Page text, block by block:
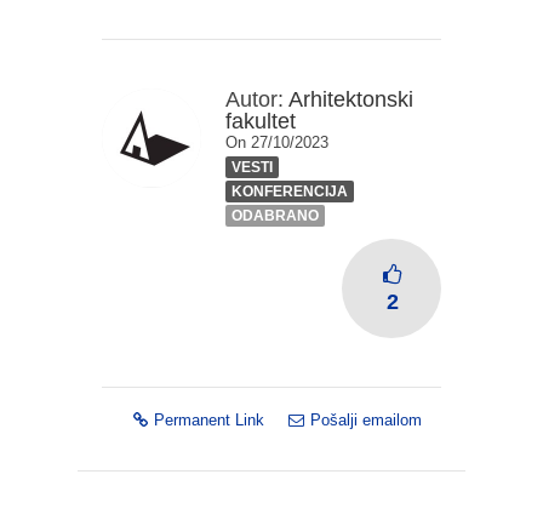
Autor: Arhitektonski
fakultet
On 27/10/2023
VESTI
KONFERENCIJA
ODABRANO
2
Permanent Link Pošalji emailom